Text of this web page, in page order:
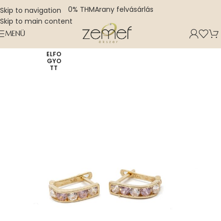
Skip to navigation
Skip to main content
0% THMArany felvásárlás
MENÜ
ELFO
GYO
TT